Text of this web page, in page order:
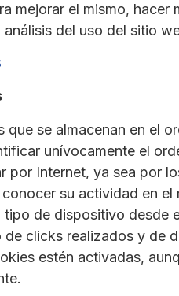
mejorar el mismo,
del uso del sitio
que se almacenan en el
unívocamente el
por Internet, ya sea por
su actividad en
tipo de dispositivo
de clicks realizados y de
estén activadas,